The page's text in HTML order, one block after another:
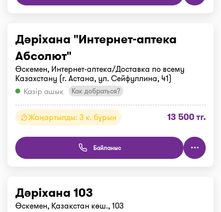
Дәріхана "Интернет-аптека
Абсолют"
Өскемен, Интернет-аптека/Доставка по всему
Казахстану (г. Астана, ул. Сейфуллина, 41)
Қазір ашық
Как добраться?
Жаңартылды: 3 к. бұрын 13 500 тг.
Байланыс
Дәріхана 103
Өскемен, Қазақстан көш., 103